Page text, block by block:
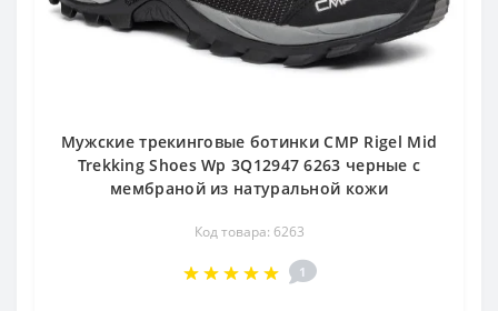
Мужские трекинговые ботинки CMP Rigel Mid
Trekking Shoes Wp 3Q12947 6263 черные с
мембраной из натуральной кожи
Код товара: 6263
1